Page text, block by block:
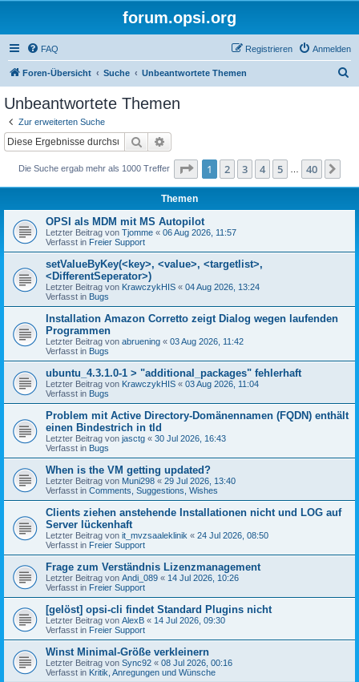
forum.opsi.org
FAQ Anmelden
Registrieren
Foren-Übersicht Suche Unbeantwortete Themen
Unbeantwortete Themen
Zur erweiterten Suche
Suche
Die Suche ergab mehr als 1000 Treffer Seite 1von 40
1 2 3 4 5 40
Themen
OPSI als MDM mit MS Autopilot
Letzter Beitrag von Tjomme « 06 Aug 2026, 11:57
Verfasst in Freier Support
setValueByKey(<key>, <value>, <targetlist>,
<DifferentSeperator>)
Letzter Beitrag von KrawczykHIS « 04 Aug 2026, 13:24
Verfasst in Bugs
Installation Amazon Corretto zeigt Dialog wegen laufenden
Programmen
Letzter Beitrag von abruening « 03 Aug 2026, 11:42
Verfasst in Bugs
ubuntu_4.3.1.0-1 > "additional_packages" fehlerhaft
Letzter Beitrag von KrawczykHIS « 03 Aug 2026, 11:04
Verfasst in Bugs
Problem mit Active Directory-Domänennamen (FQDN) enthält
einen Bindestrich in tld
Letzter Beitrag von jasctg « 30 Jul 2026, 16:43
Verfasst in Bugs
When is the VM getting updated?
Letzter Beitrag von Muni298 « 29 Jul 2026, 13:40
Verfasst in Comments, Suggestions, Wishes
Clients ziehen anstehende Installationen nicht und LOG auf
Server lückenhaft
Letzter Beitrag von it_mvzsaaleklinik « 24 Jul 2026, 08:50
Verfasst in Freier Support
Frage zum Verständnis Lizenzmanagement
Letzter Beitrag von Andi_089 « 14 Jul 2026, 10:26
Verfasst in Freier Support
[gelöst] opsi-cli findet Standard Plugins nicht
Letzter Beitrag von AlexB « 14 Jul 2026, 09:30
Verfasst in Freier Support
Winst Minimal-Größe verkleinern
Letzter Beitrag von Sync92 « 08 Jul 2026, 00:16
Verfasst in Kritik, Anregungen und Wünsche